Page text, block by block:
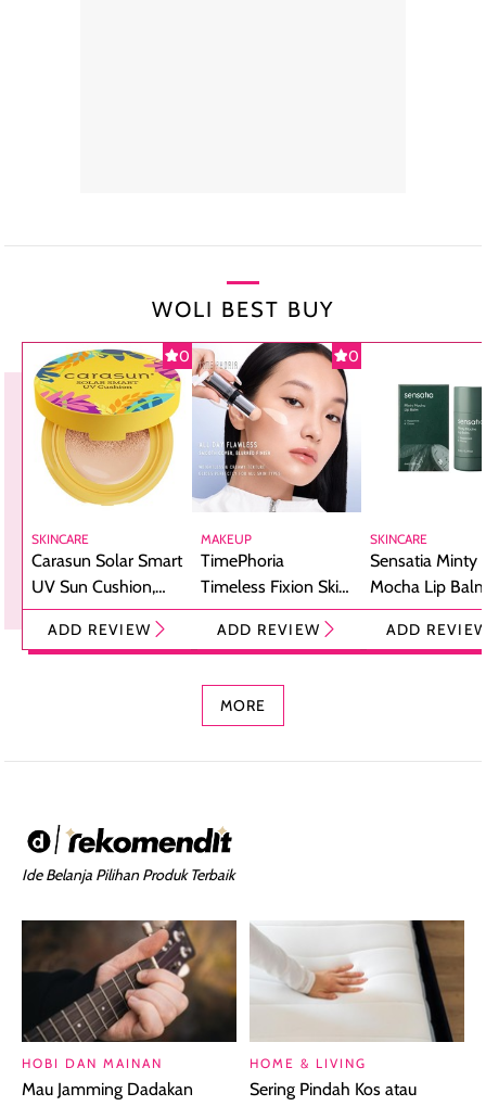
WOLI BEST BUY
0
SKINCARE
Carasun Solar Smart
UV Sun Cushion,
Bikin Reapply
Sunscreen Jadi
ADD REVIEW
0
MAKEUP
TimePhoria
Timeless Fixion Skin
Tint Stick,
Foundation dan
ADD REVIEW
SKINCARE
Sensatia Minty
Mocha Lip
Pelembap Bibir
dengan Aroma
ADD
MORE
Ide Belanja Pilihan Produk Terbaik
HOBI DAN MAINAN
Mau Jamming Dadakan
HOME & LIVING
Sering Pindah Kos atau